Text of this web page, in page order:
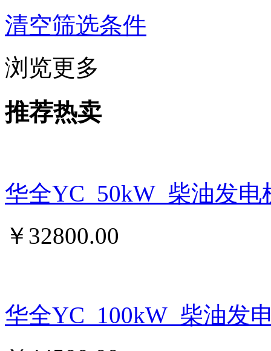
清空筛选条件
浏览更多
推荐热卖
华全YC_50kW_柴油发电
￥ 32800.00
华全YC_100kW_柴油发